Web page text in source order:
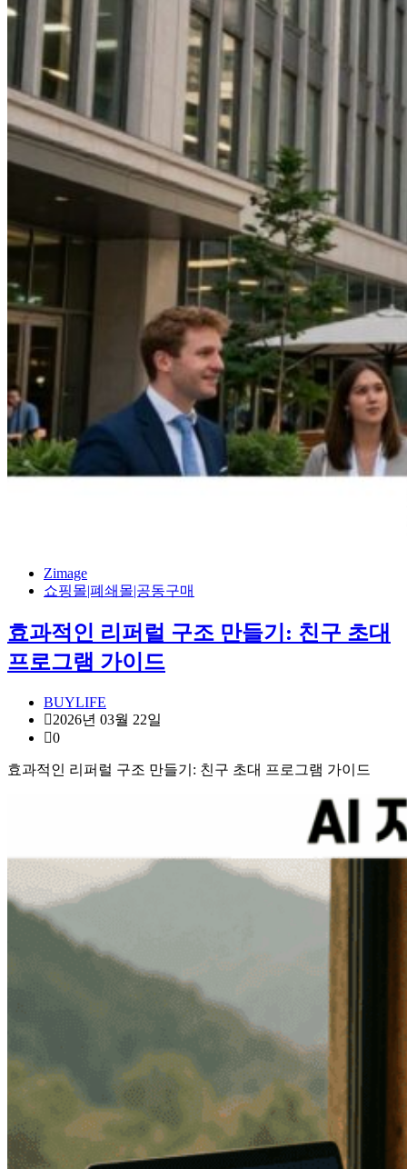
Zimage
쇼핑몰|폐쇄몰|공동구매
효과적인 리퍼럴 구조 만들기: 친구 초대
프로그램 가이드
BUYLIFE
2026년 03월 22일
0
효과적인 리퍼럴 구조 만들기: 친구 초대 프로그램 가이드